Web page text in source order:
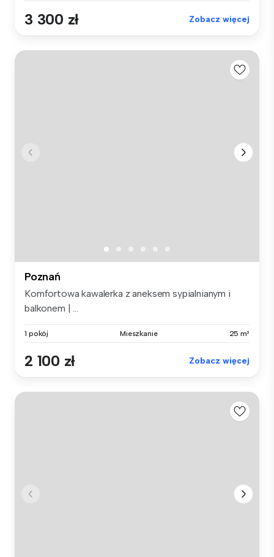
3 300 zł Zobacz więcej
Poznań
Komfortowa kawalerka z aneksem sypialnianym i
balkonem | ...
1 pokój Mieszkanie 25 m²
2 100 zł Zobacz więcej